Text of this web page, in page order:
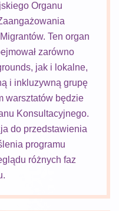
Organu
Ten organ
zarówno
jak i lokalne,
i inkluzywną grupę
warsztatów będzie
Konsultacyjnego.
do przedstawienia
programu
różnych faz